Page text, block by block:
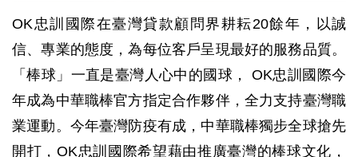
OK忠訓國際在臺灣貸款顧問界耕耘20餘年，以誠
信、專業的態度，為每位客戶呈現最好的服務品質。
「棒球」一直是臺灣人心中的國球， OK忠訓國際今
年成為中華職棒官方指定合作夥伴，全力支持臺灣職
業運動。今年臺灣防疫有成，中華職棒獨步全球搶先
開打，OK忠訓國際希望藉由推廣臺灣的棒球文化，